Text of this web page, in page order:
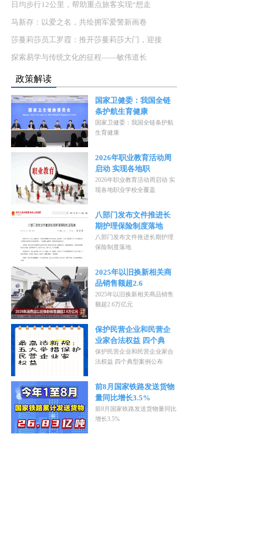
日均步行12公里，帮助重点旅客实现“想走
马新存：以爱之名，共绘拥军爱警新画卷
莎蔓莉莎员工罗霞：推开莎蔓莉莎大门，迎接
探索易学与传统文化的征程——敏伟道长
政策解读
国家卫健委：我国全链
条护航生育健康
国家卫健委：我国全链条护航
生育健康
2026年职业教育活动周
启动 实现各地职
2026年职业教育活动周启动 实
现各地职业学校全覆盖
八部门发布文件推进长
期护理保险制度落地
八部门发布文件推进长期护理
保险制度落地
2025年以旧换新相关商
品销售额超2.6
2025年以旧换新相关商品销售
额超2.6万亿元
保护民营企业和民营企
业家合法权益 四个典
保护民营企业和民营企业家合
法权益 四个典型案例公布
前8月国家铁路发送货物
量同比增长3.5%
前8月国家铁路发送货物量同比
增长3.5%